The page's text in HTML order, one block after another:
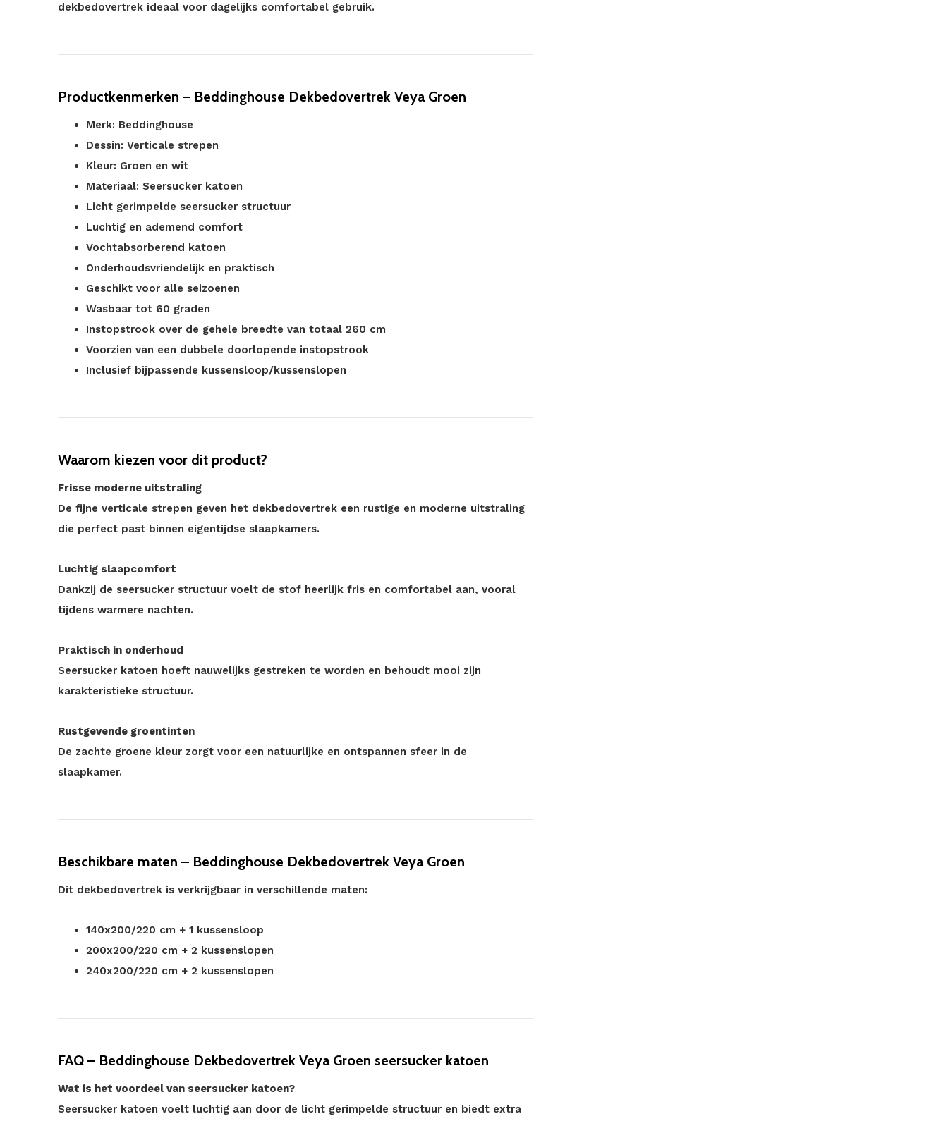
dekbedovertrek ideaal voor dagelijks comfortabel gebruik.
Productkenmerken – Beddinghouse Dekbedovertrek Veya Groen
Merk: Beddinghouse
Dessin: Verticale strepen
Kleur: Groen en wit
Materiaal: Seersucker katoen
Licht gerimpelde seersucker structuur
Luchtig en ademend comfort
Vochtabsorberend katoen
Onderhoudsvriendelijk en praktisch
Geschikt voor alle seizoenen
Wasbaar tot 60 graden
Instopstrook over de gehele breedte van totaal 260 cm
Voorzien van een dubbele doorlopende instopstrook
Inclusief bijpassende kussensloop/kussenslopen
Waarom kiezen voor dit product?
Frisse moderne uitstraling
De fijne verticale strepen geven het dekbedovertrek een rustige en moderne uitstraling
die perfect past binnen eigentijdse slaapkamers.
Luchtig slaapcomfort
Dankzij de seersucker structuur voelt de stof heerlijk fris en comfortabel aan, vooral
tijdens warmere nachten.
Praktisch in onderhoud
Seersucker katoen hoeft nauwelijks gestreken te worden en behoudt mooi zijn
karakteristieke structuur.
Rustgevende groentinten
De zachte groene kleur zorgt voor een natuurlijke en ontspannen sfeer in de
slaapkamer.
Beschikbare maten – Beddinghouse Dekbedovertrek Veya Groen
Dit dekbedovertrek is verkrijgbaar in verschillende maten:
140x200/220 cm + 1 kussensloop
200x200/220 cm + 2 kussenslopen
240x200/220 cm + 2 kussenslopen
FAQ – Beddinghouse Dekbedovertrek Veya Groen seersucker katoen
Wat is het voordeel van seersucker katoen?
Seersucker katoen voelt luchtig aan door de licht gerimpelde structuur en biedt extra